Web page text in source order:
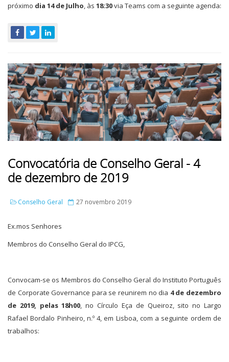
próximo dia 14 de Julho, às 18:30via Teams com a seguinte agenda:
Convocatória de Conselho Geral - 4
de dezembro de 2019
Conselho Geral 27 novembro 2019
Ex.mos Senhores
Membros do Conselho Geral do IPCG,
Convocam-se os Membros do Conselho Geral do Instituto Português
de Corporate Governance para se reunirem no dia 4 de dezembro
de 2019, pelas 18h00, no Círculo Eça de Queiroz, sito no Largo
Rafael Bordalo Pinheiro, n.º 4, em Lisboa, com a seguinte ordem de
trabalhos: